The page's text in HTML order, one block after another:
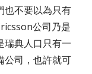
也不要以為只有
公司乃是
瑞典人口只有一
公司，也許就可